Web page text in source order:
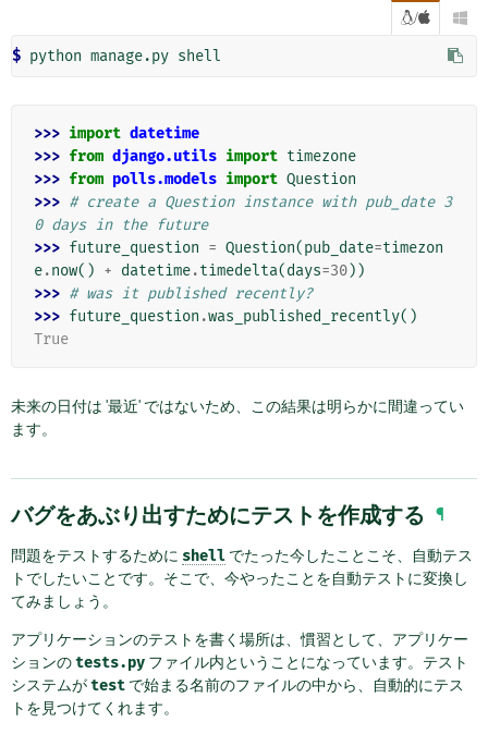
/ 
$
>>> import datetime
>>> from django.utils import timezone
>>> from polls.models import Question
>>> # create a Question instance with pub_date 3
0 days in the future
>>> future_question = Question(pub_date=timezon
e.now() + datetime.timedelta(days=30))
>>> # was it published recently?
>>> future_question .was_published_recently()
True
未来の日付は '最近' ではないため、この結果は明らかに間違ってい
ます。
バグをあぶり出すためにテストを作成する ¶
問題をテストするために shell でたった今したことこそ、自動テス
トでしたいことです。そこで、今やったことを自動テストに変換し
てみましょう。
アプリケーションのテストを書く場所は、慣習として、アプリケー
ションのtests.py ファイル内ということになっています。テスト
システムがtest で始まる名前のファイルの中から、自動的にテス
トを見つけてくれます。